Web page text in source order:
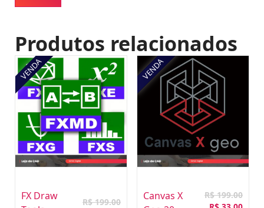
Produtos relacionados
VENDA
FX Draw
R$199.00
VENDA
Canvas X
R$199.00O